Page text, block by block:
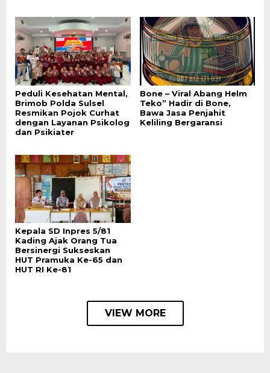
Peduli Kesehatan Mental,
Brimob Polda Sulsel
Resmikan Pojok Curhat
dengan Layanan Psikolog
dan Psikiater
Bone – Viral Abang Helm
Teko” Hadir di Bone,
Bawa Jasa Penjahit
Keliling Bergaransi
Kepala SD Inpres 5/81
Kading Ajak Orang Tua
Bersinergi Sukseskan
HUT Pramuka Ke-65 dan
HUT RI Ke-81
VIEW MORE